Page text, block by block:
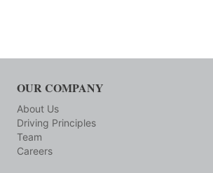
OUR COMPANY
About Us
Driving Principles
Team
Careers